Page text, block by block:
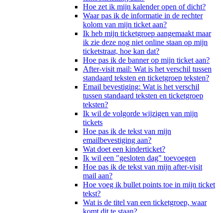
Hoe zet ik mijn kalender open of dicht?
Waar pas ik de informatie in de rechter
kolom van mijn ticket aan?
Ik heb mijn ticketgroep aangemaakt maar
ik zie deze nog niet online staan op mijn
ticketstraat, hoe kan dat?
Hoe pas ik de banner op mijn ticket aan?
After-visit mail: Wat is het verschil tussen
standaard teksten en ticketgroep teksten?
Email bevestiging: Wat is het verschil
tussen standaard teksten en ticketgroep
teksten?
Ik wil de volgorde wijzigen van mijn
tickets
Hoe pas ik de tekst van mijn
emailbevestiging aan?
Wat doet een kinderticket?
Ik wil een "gesloten dag" toevoegen
Hoe pas ik de tekst van mijn after-visit
mail aan?
Hoe voeg ik bullet points toe in mijn ticket
tekst?
Wat is de titel van een ticketgroep, waar
komt dit te staan?